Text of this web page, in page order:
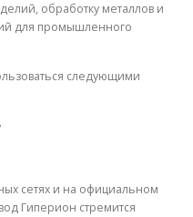
обработку металлов и
для промышленного
следующими
сетях и на официальном
Гиперион стремится